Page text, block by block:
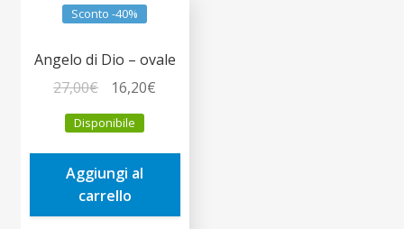
Sconto -40%
Angelo di Dio – ovale
27,00€
prezzo
originale
era:
27,00€.
16,20€
è:
Disponibile
Aggiungi al
carrello